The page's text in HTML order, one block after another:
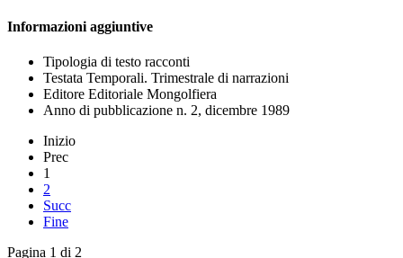
Informazioni aggiuntive
Tipologia di testo racconti
Testata Temporali. Trimestrale di narrazioni
Editore Editoriale Mongolfiera
Anno di pubblicazione n. 2, dicembre 1989
Inizio
Prec
1
2
Succ
Fine
Pagina 1 di 2